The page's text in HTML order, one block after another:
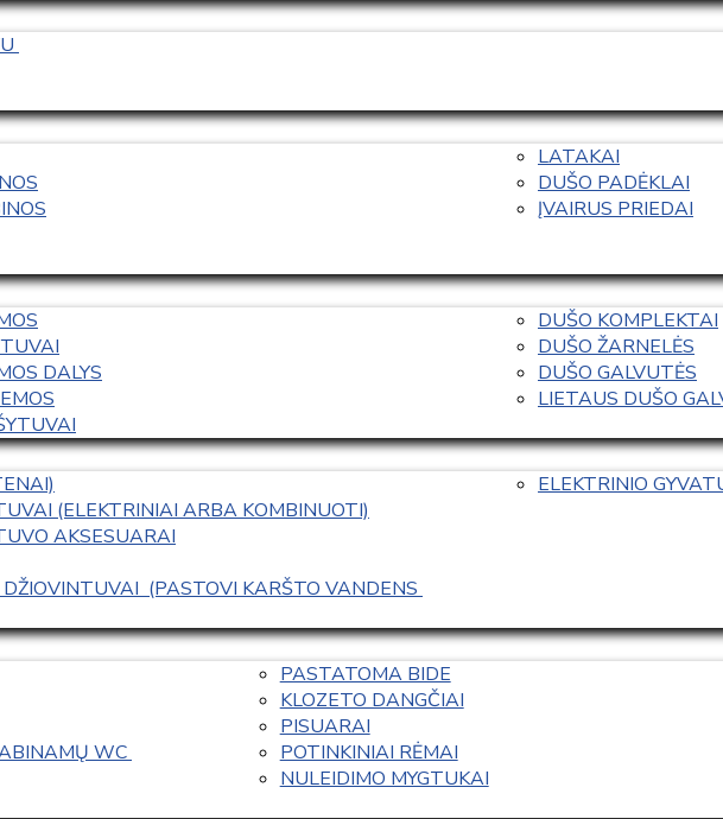
LATAKAI
DUŠO PADĖKLAI
ĮVAIRUS PRIEDAI
DALYS
DUŠO KOMPLEKTAI
DUŠO ŽARNELĖS
DUŠO GALVUTĖS
LIETAUS DUŠO
(ELEKTRINIAI ARBA KOMBINUOTI)
AKSESUARAI
(PASTOVI KARŠTO VANDENS
ELEKTRINIO
WC
PASTATOMA BIDE
KLOZETO DANGČIAI
PISUARAI
POTINKINIAI RĖMAI
NULEIDIMO MYGTUKAI